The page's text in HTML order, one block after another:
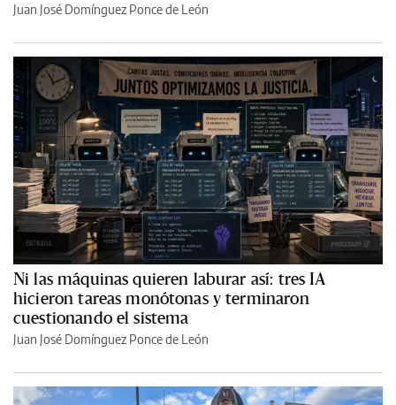
Juan José Domínguez Ponce de León
Ni las máquinas quieren laburar así: tres IA
hicieron tareas monótonas y terminaron
cuestionando el sistema
Juan José Domínguez Ponce de León